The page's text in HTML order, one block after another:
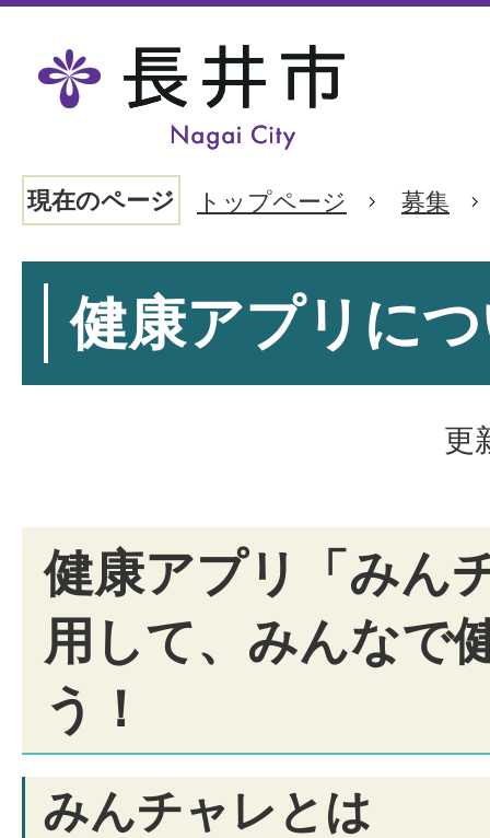
現在のページ トップページ 募集
健康アプリに
更
健康アプリ「みん
用して、みんなで
う！
みんチャレとは